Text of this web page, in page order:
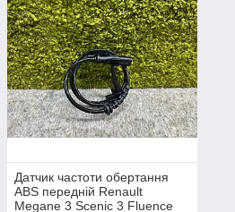
Датчик частоти обертання
ABS передній Renault
Megane 3 Scenic 3 Fluence